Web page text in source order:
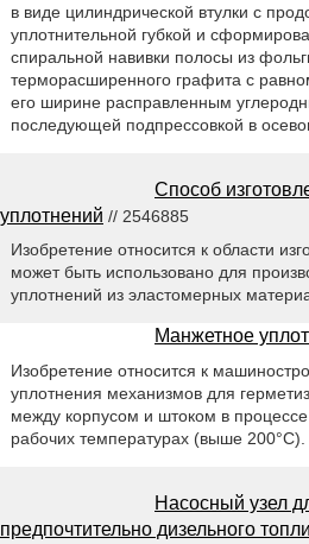
в виде цилиндрической втулки с
уплотнительной губкой и
спиральной навивки полосы из
терморасширенного графита с
его ширине расправленным
последующей подпрессовкой в
Способ
уплотнений // 2546885
Изобретение относится к области
может быть использовано для
уплотнений из эластомерных
Манжетное
Изобретение относится к
уплотнения механизмов для
между корпусом и штоком в
рабочих температурах (выше 200°C).
Насосный узел
предпочтительно дизельного